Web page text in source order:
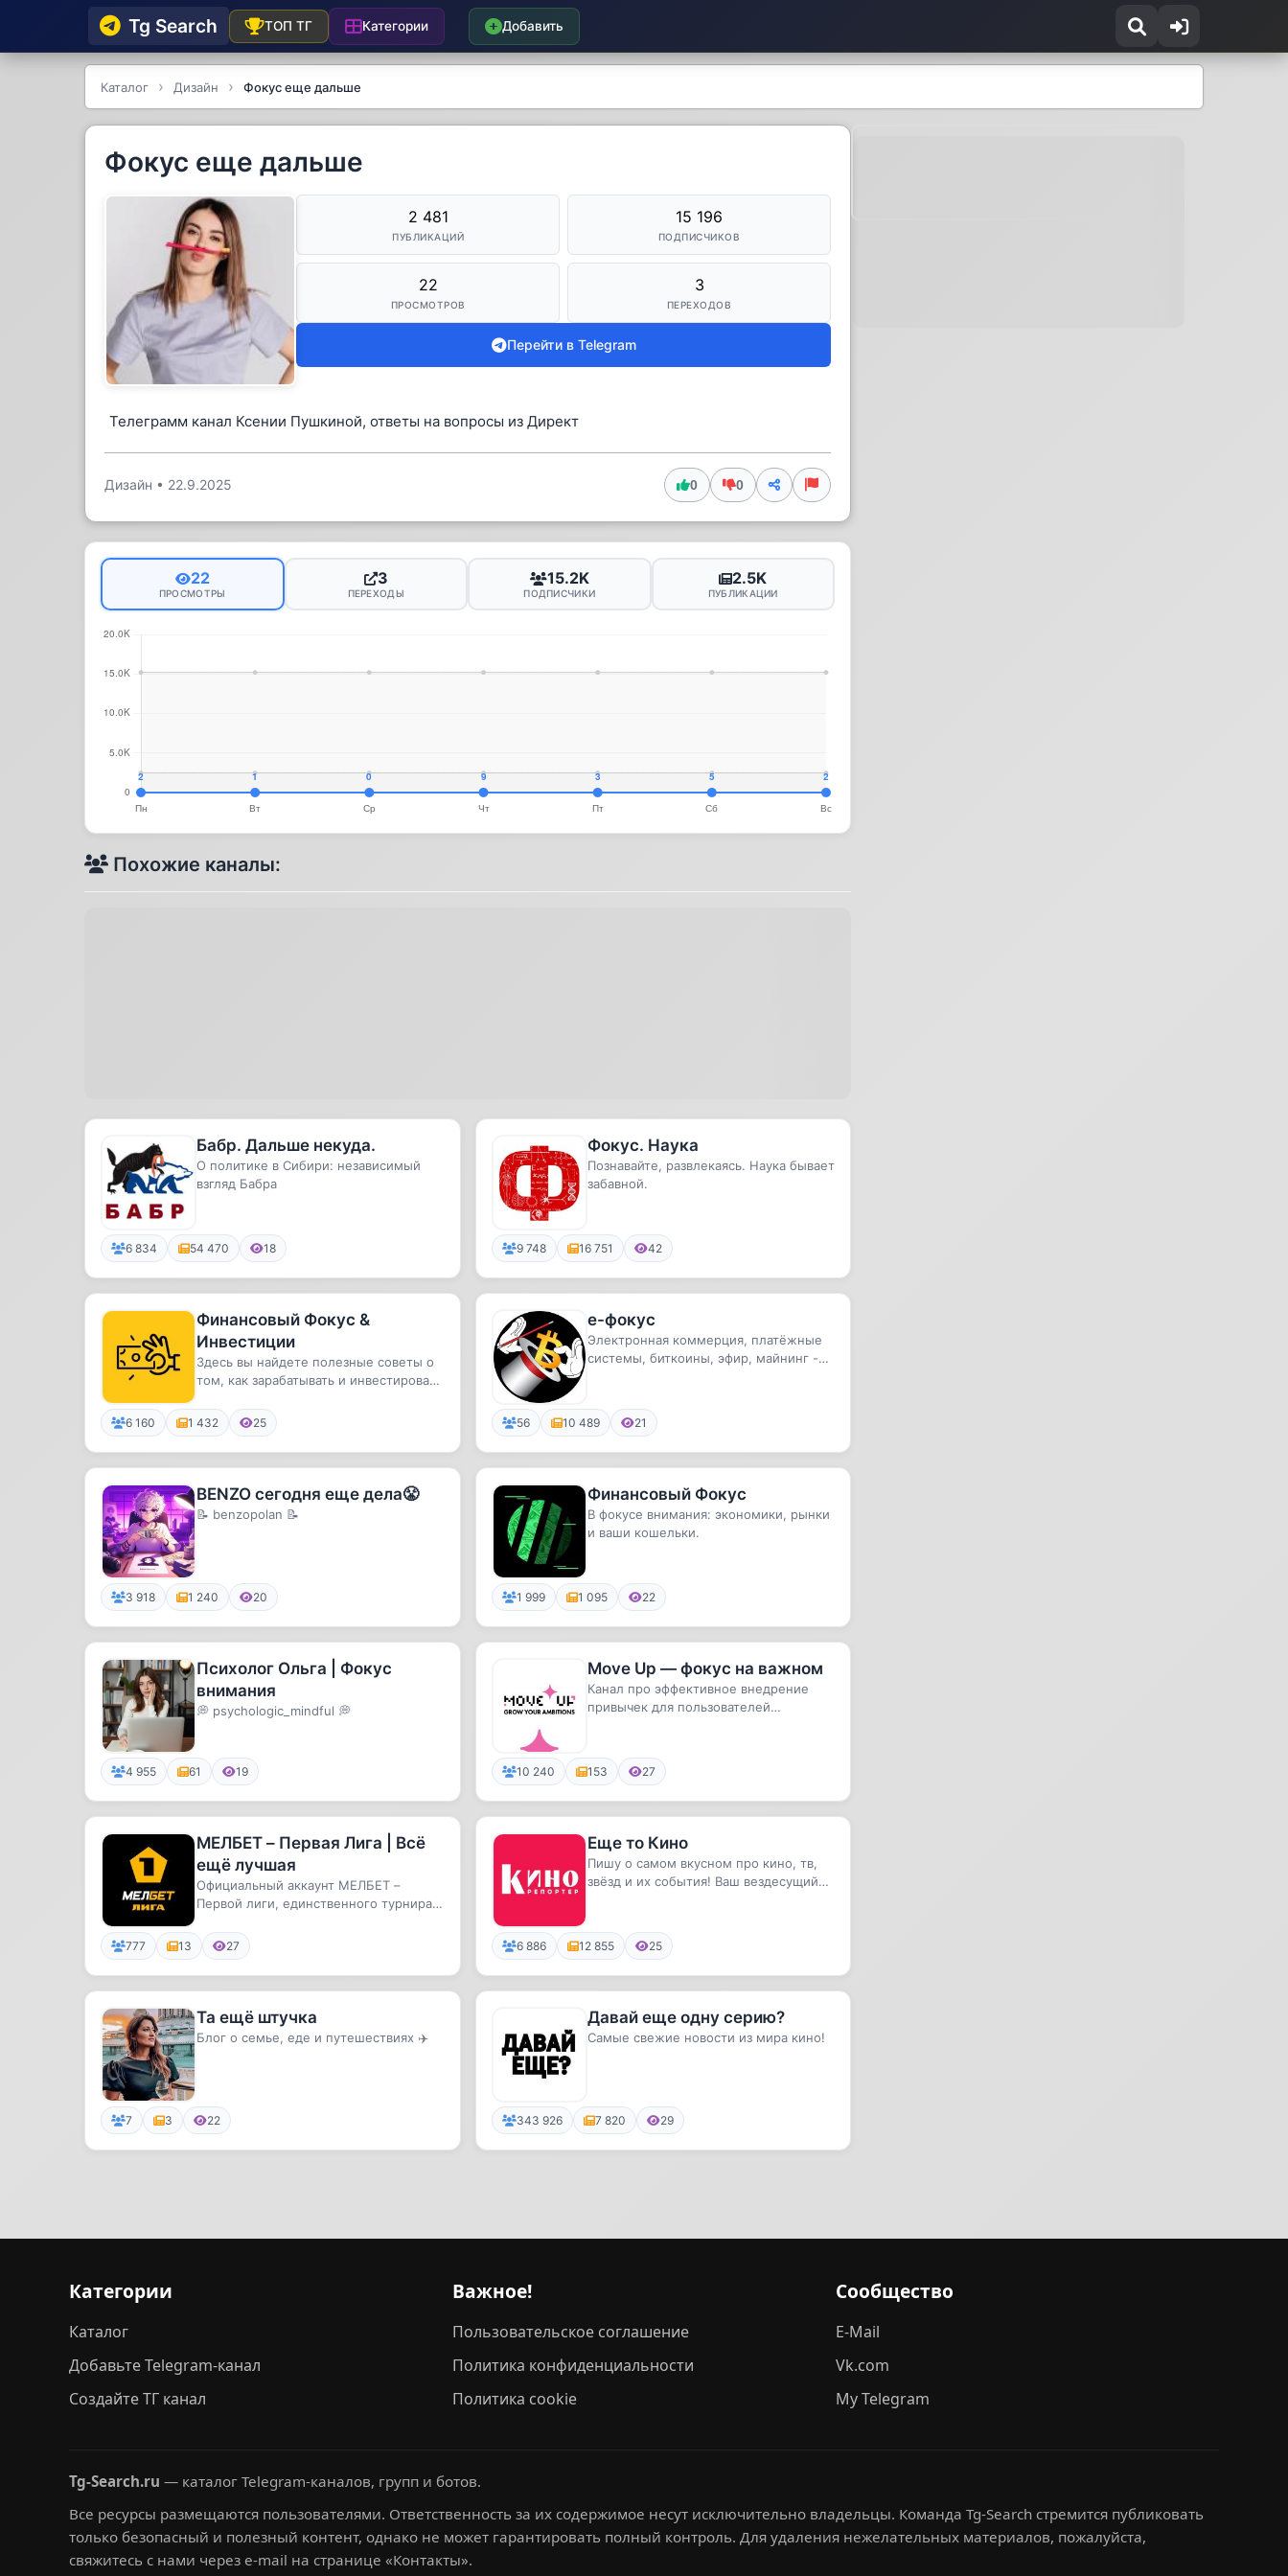
Tg Searсh ТОП ТГ Категории Добавить
Каталог Дизайн Фокус еще дальше
Фокус еще дальше
2 481
ПУБЛИКАЦИЙ
15 196
ПОДПИСЧИКОВ
22
ПРОСМОТРОВ
3
ПЕРЕХОДОВ
Перейти в Telegram
Телеграмм канал Ксении Пушкиной, ответы на вопросы из Директ
Дизайн • 22.9.2025 0 0
22
ПРОСМОТРЫ
3
ПЕРЕХОДЫ
15.2K
ПОДПИСЧИКИ
2.5K
ПУБЛИКАЦИИ
Похожие каналы:
Бабр. Дальше некуда.
О политике в Сибири: независимый
взгляд Бабра
6 834 54 470 18
Фокус. Наука
Познавайте, развлекаясь. Наука бывает
забавной.
9 748 16 751 42
Финансовый Фокус &
Инвестиции
Здесь вы найдете полезные советы о
том, как зарабатывать и инвестировать
6 160 1 432 25
e-фокус
Электронная коммерция, платёжные
системы, биткоины, эфир, майнинг -
56 10 489 21
BENZO сегодня еще дела😤
📝 benzopolan 📝
3 918 1 240 20
Финансовый Фокус
В фокусе внимания: экономики, рынки
и ваши кошельки.
1 999 1 095 22
Психолог Ольга | Фокус
внимания
💭 psychologic_mindful 💭
4 955 61 19
Move Up — фокус на важном
Канал про эффективное внедрение
привычек для пользователей
10 240 153 27
МЕЛБЕТ – Первая Лига | Всё
ещё лучшая
Официальный аккаунт МЕЛБЕТ –
Первой лиги, единственного турнира,
777 13 27
Еще то Кино
Пишу о самом вкусном про кино, тв,
звёзд и их события! Ваш вездесущий
6 886 12 855 25
Та ещё штучка
Блог о семье, еде и путешествиях ✈️
7 3 22
Давай еще одну серию?
Самые свежие новости из мира кино!
343 926 7 820 29
Категории
Каталог
Добавьте Telegram-канал
Создайте ТГ канал
Важное!
Пользовательское соглашение
Политика конфиденциальности
Политика cookie
Сообщество
E-Mail
Vk.com
My Telegram
Tg-Search.ru — каталог Telegram-каналов, групп и ботов.
Все ресурсы размещаются пользователями. Ответственность за их содержимое несут исключительно владельцы. Команда Tg-Search стремится публиковать
только безопасный и полезный контент, однако не может гарантировать полный контроль. Для удаления нежелательных материалов, пожалуйста,
свяжитесь с нами через e-mail на странице «Контакты».